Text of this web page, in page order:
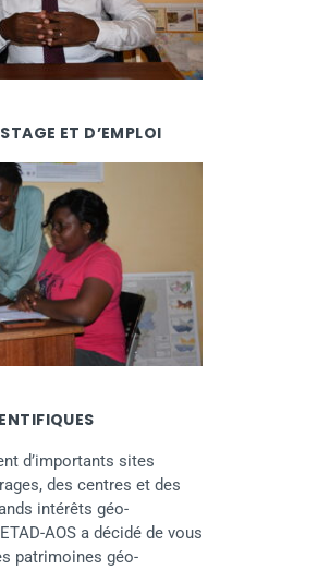
ET D’EMPLOI
d’importants sites
des centres et des
intérêts géo-
AOS a décidé de vous
patrimoines géo-